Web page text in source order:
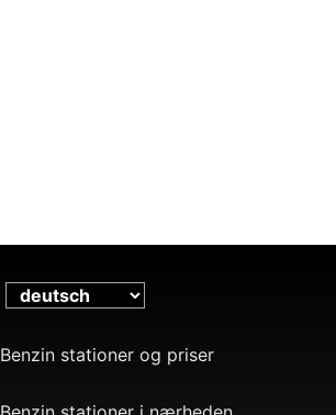
Benzin stationer og priser